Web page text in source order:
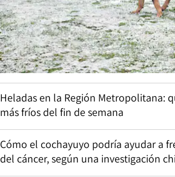
Heladas en la Región Metropolitana:
más fríos del fin de semana
Cómo el cochayuyo podría ayudar a
del cáncer, según una investigación